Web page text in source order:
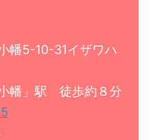
幡5-10-31イザワハ
幡」駅 徒歩約８分